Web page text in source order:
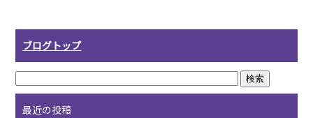
ブログトップ
最近の投稿